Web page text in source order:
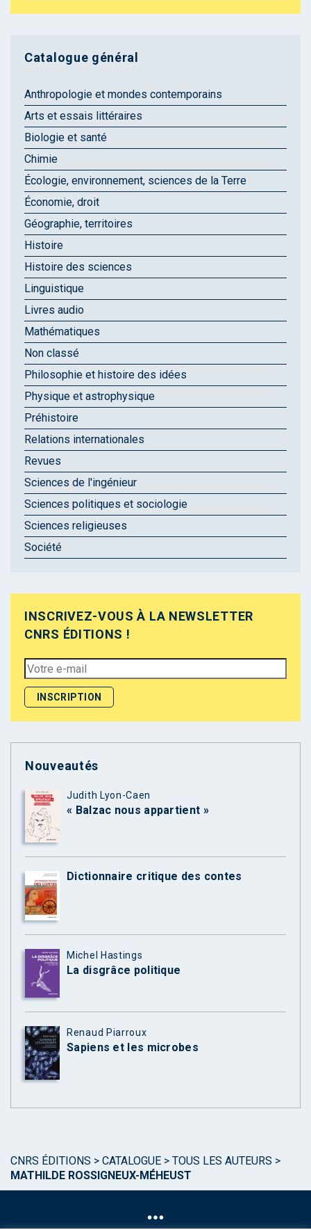
Catalogue général
Anthropologie et mondes contemporains
Arts et essais littéraires
Biologie et santé
Chimie
Écologie, environnement, sciences de la Terre
Économie, droit
Géographie, territoires
Histoire
Histoire des sciences
Linguistique
Livres audio
Mathématiques
Non classé
Philosophie et histoire des idées
Physique et astrophysique
Préhistoire
Relations internationales
Revues
Sciences de l'ingénieur
Sciences politiques et sociologie
Sciences religieuses
Société
INSCRIVEZ-VOUS À LA NEWSLETTER
CNRS ÉDITIONS !
Nouveautés
Judith Lyon-Caen
« Balzac nous appartient »
Dictionnaire critique des contes
Michel Hastings
La disgrâce politique
Renaud Piarroux
Sapiens et les microbes
CNRS ÉDITIONS > CATALOGUE > TOUS LES AUTEURS >
MATHILDE ROSSIGNEUX-MÉHEUST